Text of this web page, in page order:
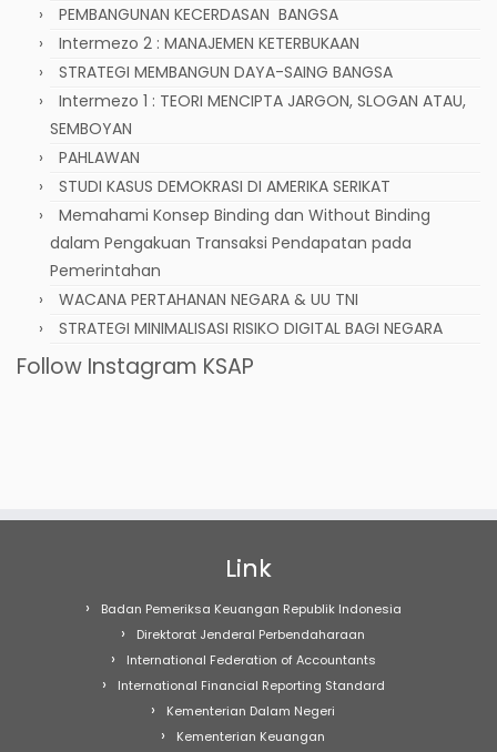
PEMBANGUNAN KECERDASAN BANGSA
Intermezo 2 : MANAJEMEN KETERBUKAAN
STRATEGI MEMBANGUN DAYA-SAING BANGSA
Intermezo 1 : TEORI MENCIPTA JARGON, SLOGAN ATAU,
SEMBOYAN
PAHLAWAN
STUDI KASUS DEMOKRASI DI AMERIKA SERIKAT
Memahami Konsep Binding dan Without Binding
dalam Pengakuan Transaksi Pendapatan pada
Pemerintahan
WACANA PERTAHANAN NEGARA & UU TNI
STRATEGI MINIMALISASI RISIKO DIGITAL BAGI NEGARA
Follow Instagram KSAP
Link
Badan Pemeriksa Keuangan Republik Indonesia
Direktorat Jenderal Perbendaharaan
International Federation of Accountants
International Financial Reporting Standard
Kementerian Dalam Negeri
Kementerian Keuangan